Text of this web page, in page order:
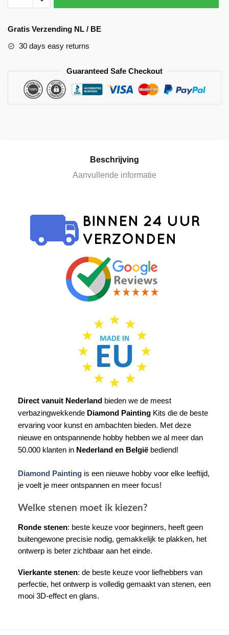
l
e
Gratis Verzending NL / BE
30 days easy returns
Guaranteed Safe Checkout
Beschrijving
Aanvullende informatie
Direct vanuit Nederland bieden we de meest
verbazingwekkende Diamond Painting Kits die de beste
ervaring voor kunst en ambachten bieden. Met deze
nieuwe en ontspannende hobby hebben we al meer dan
50.000 klanten in Nederland en België bediend!
Diamond Painting is een nieuwe hobby voor elke leeftijd,
je voelt je meer ontspannen en meer focus!
Welke stenen moet ik kiezen?
Ronde stenen: beste keuze voor beginners, heeft geen
buitengewone precisie nodig, gemakkelijk te plakken, het
ontwerp is beter zichtbaar aan het einde.
Vierkante stenen: de beste keuze voor liefhebbers van
perfectie, het ontwerp is volledig gemaakt van stenen, een
mooi 3D-effect en glans.